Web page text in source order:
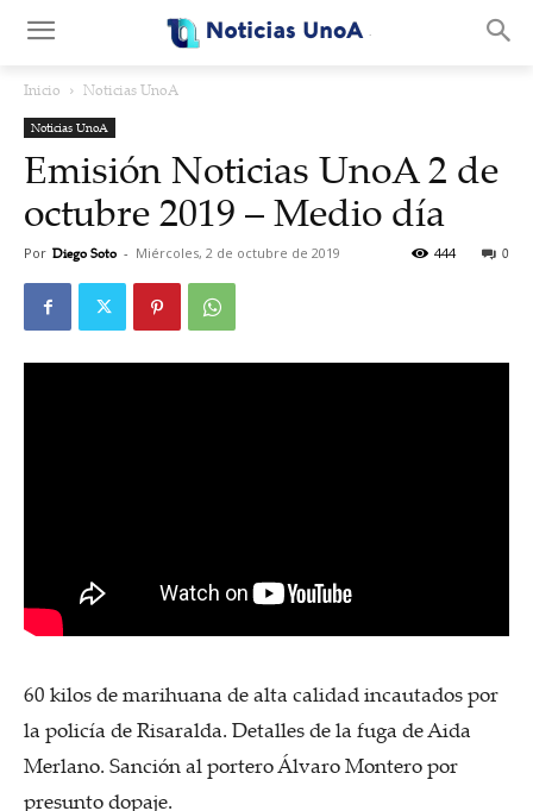
Inicio Noticias UnoA
Noticias UnoA
Emisión Noticias UnoA 2 de
octubre 2019 – Medio día
Por Diego Soto - Miércoles, 2 de octubre de 2019 0
444
60 kilos de marihuana de alta calidad incautados por
la policía de Risaralda. Detalles de la fuga de Aida
Merlano. Sanción al portero Álvaro Montero por
presunto dopaje.